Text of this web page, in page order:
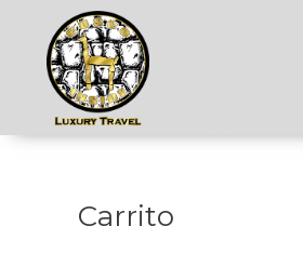
contenido
Carrito